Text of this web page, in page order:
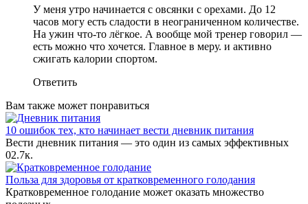
У меня утро начинается с овсянки с орехами. До 12
часов могу есть сладости в неограниченном количестве.
На ужин что-то лёгкое. А вообще мой тренер говорил —
есть можно что хочется. Главное в меру. и активно
сжигать калории спортом.
Ответить
Вам также может понравиться
10 ошибок тех, кто начинает вести дневник питания
Вести дневник питания — это один из самых эффективных
02.7к.
Польза для здоровья от кратковременного голодания
Кратковременное голодание может оказать множество